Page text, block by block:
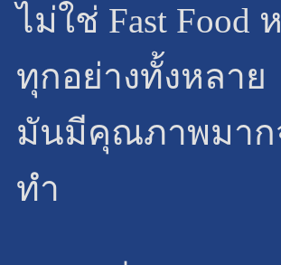
ไม่ใช่ Fast Food
ทุกอย่างทั้งหลาย
มันมีคุณภาพมากจ
ทำ